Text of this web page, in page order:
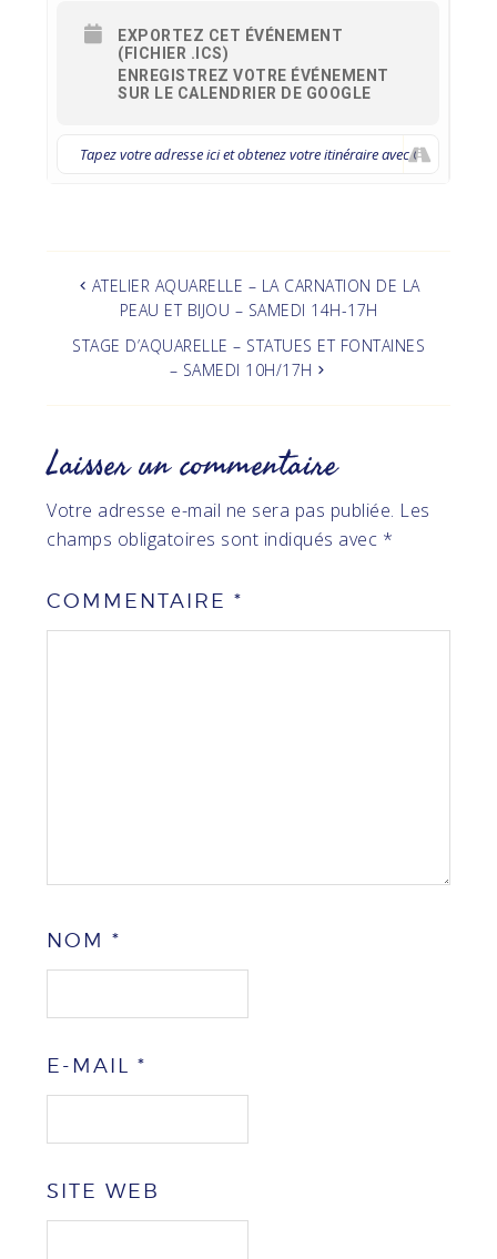
EXPORTEZ CET ÉVÉNEMENT
(FICHIER .ICS)
ENREGISTREZ VOTRE ÉVÉNEMENT
SUR LE CALENDRIER DE GOOGLE
ATELIER AQUARELLE – LA CARNATION DE LA
PEAU ET BIJOU – SAMEDI 14H-17H
STAGE D’AQUARELLE – STATUES ET FONTAINES
– SAMEDI 10H/17H
Laisser un commentaire
Votre adresse e-mail ne sera pas publiée. Les
champs obligatoires sont indiqués avec *
COMMENTAIRE*
NOM*
E-MAIL*
SITE WEB